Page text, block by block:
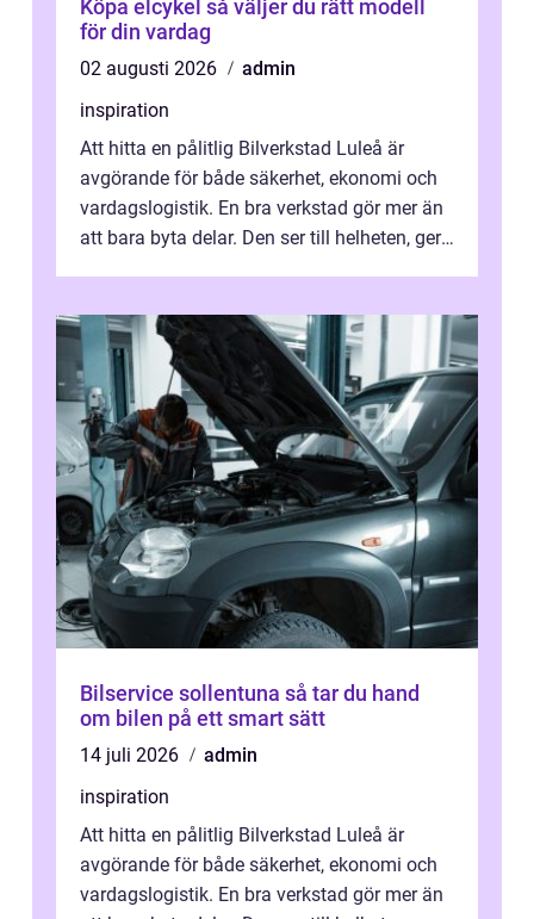
Köpa elcykel så väljer du rätt modell
för din vardag
02 augusti 2026
admin
inspiration
Att hitta en pålitlig Bilverkstad Luleå är
avgörande för både säkerhet, ekonomi och
vardagslogistik. En bra verkstad gör mer än
att bara byta delar. Den ser till helheten, ger
Bilservice sollentuna så tar du hand
om bilen på ett smart sätt
14 juli 2026
admin
inspiration
Att hitta en pålitlig Bilverkstad Luleå är
avgörande för både säkerhet, ekonomi och
vardagslogistik. En bra verkstad gör mer än